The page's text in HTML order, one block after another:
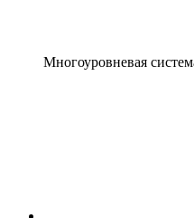
Многоуровневая